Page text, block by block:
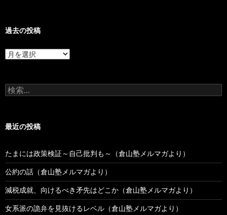
過去の投稿
過
去
稿
検
索:
最近の投稿
たまには政策検証～自己批判も～（倉山塾メルマガより）
公約の話（倉山塾メルマガより）
減税成就、向けるべき矛先はどこか（倉山塾メルマガより）
女系派の詭弁を見抜けるレベル（倉山塾メルマガより）